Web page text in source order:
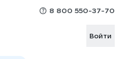
8 800 550-37-70
Войти